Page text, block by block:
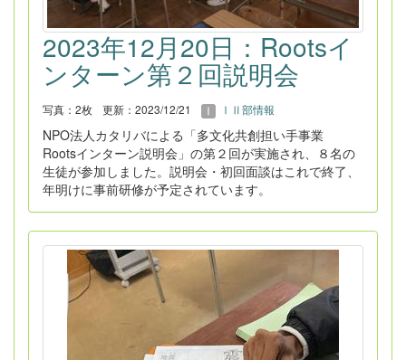
2023年12月20日：Rootsイ
ンターン第２回説明会
写真：2枚 更新：2023/12/21 ⅠⅡ部情報
NPO法人カタリバによる「多文化共創担い手事業
Rootsインターン説明会」の第２回が実施され、８名の
生徒が参加しました。説明会・初回面談はこれで終了、
年明けに事前研修が予定されています。